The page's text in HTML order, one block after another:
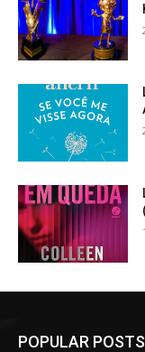
POPULAR POSTS